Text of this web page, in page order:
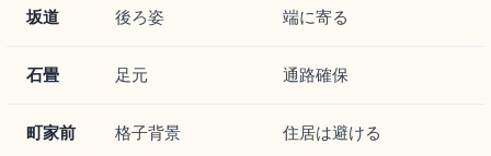
坂道 後ろ姿 端に寄る
石畳 足元 通路確保
町家前 格子背景 住居は避ける